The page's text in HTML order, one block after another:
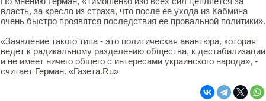
власть, за кресло из страха, что после ее ухода из Кабмина
очень быстро проявятся последствия ее провальной политики».
«Заявление такого типа - это политическая авантюра, которая
ведет к радикальному разделению общества, к дестабилизации
и не имеет ничего общего с интересами украинского народа», -
считает Герман. «Газета.Ru»